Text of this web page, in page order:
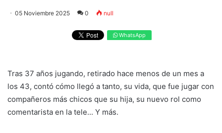
05 Noviembre 2025 0 null
WhatsApp
Tras 37 años jugando, retirado hace menos de un mes a
los 43, contó cómo llegó a tanto, su vida, que fue jugar con
compañeros más chicos que su hija, su nuevo rol como
comentarista en la tele... Y más.